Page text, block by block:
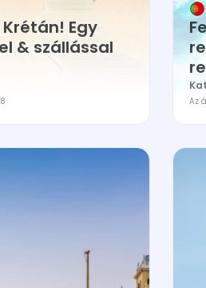
Egy
& szállással
Az